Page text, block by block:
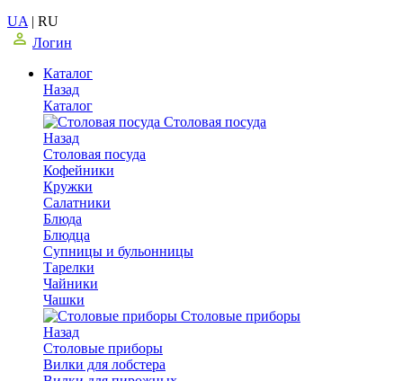
UA | RU
Логин
Каталог
Назад
Каталог
Столовая посуда
Назад
Столовая посуда
Кофейники
Кружки
Салатники
Блюда
Блюдца
Супницы и бульонницы
Тарелки
Чайники
Чашки
Cтоловые приборы
Назад
Cтоловые приборы
Вилки для лобстера